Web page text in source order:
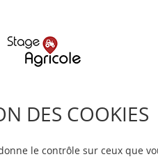
DES COOKIES
le contrôle sur ceux que
en-